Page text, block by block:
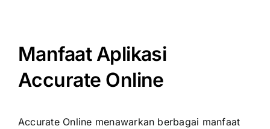
Manfaat Aplikasi
Accurate Online
Accurate Online menawarkan berbagai manfaat